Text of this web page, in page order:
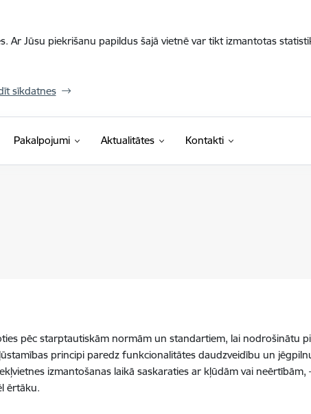
Ar Jūsu piekrišanu papildus šajā vietnē var tikt izmantotas
sīkdatnes
Pakalpojumi Aktualitātes Kontakti
pēc starptautiskām normām un standartiem, lai nodrošinātu
principi paredz funkcionalitātes daudzveidību un
izmantošanas laikā saskaraties ar kļūdām vai neērtībām,
ērtāku.